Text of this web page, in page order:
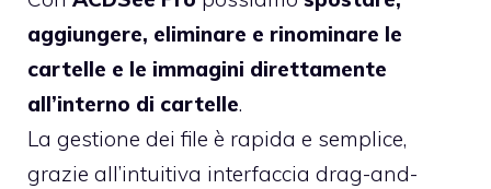
aggiungere, eliminare e rinominare le
cartelle e le immagini direttamente
all’interno di cartelle.
La gestione dei file è rapida e semplice,
grazie all’intuitiva interfaccia drag-and-